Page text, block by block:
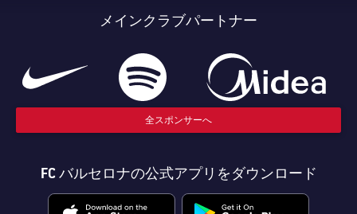
メインクラブパートナー
全スポンサーへ
FC バルセロナの公式アプリをダウンロード